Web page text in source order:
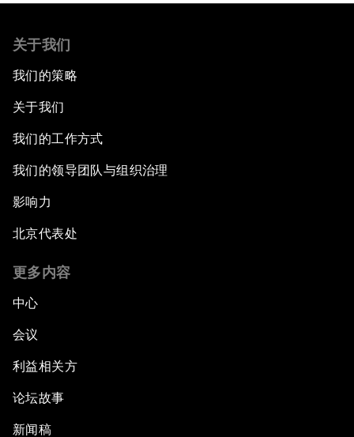
关于我们
我们的策略
关于我们
我们的工作方式
我们的领导团队与组织治理
影响力
北京代表处
更多内容
中心
会议
利益相关方
论坛故事
新闻稿